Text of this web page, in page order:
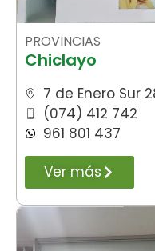
PROVINCIAS
Chiclayo
7 de Enero Sur
(074) 412 742
961 801 437
Ver más